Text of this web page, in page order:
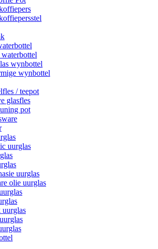
wynbottel
wynbottel
/ teepot
glasfles
pot
uurglas
uurglas
olie uurglas
uurglas